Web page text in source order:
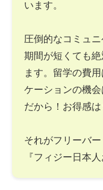
います。
圧倒的なコミュ
期間が短くても
ます。留学の費
ケーションの機会
だから！お得感は
それがフリーバ
『フィジー日本